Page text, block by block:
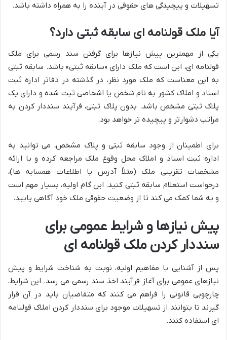
تسهیلات و پیچیدگی های حقوقی در آینده را به همراه داشته باشد.
آیا ملک قولنامه ای سابقه ثبتی دارد؟
یکی از مهمترین پیش نیازها برای گرفتن سند رسمی برای ملک
قولنامه ای، این است که ملک دارای «سابقه ثبتی» باشد. سابقه ثبتی
به این معناست که ملک مورد نظر، در گذشته در دفاتر اداره ثبت
اسناد و املاک کشور به نام شخص یا اشخاصی ثبت شده و دارای یک
پلاک ثبتی مشخص باشد. بدون پلاک ثبتی، فرآیند سنددار کردن به
مراتب دشوارتر و پیچیده تر خواهد بود.
برای اطمینان از وجود سابقه ثبتی و پلاک مشخص، می توانید به
اداره ثبت اسناد و املاک محل وقوع ملک مراجعه کرده و با ارائه
مشخصات تقریبی ملک (مثلاً آدرس یا اطلاعات همسایه ها)،
درخواست استعلام سابقه ثبتی کنید. این گام اولیه، بسیار مهم است
و به شما کمک می کند تا از وضعیت حقوقی ملک خود آگاهی یابید.
پیش نیازها و شرایط عمومی برای
سنددار کردن ملک قولنامه ای
پس از آشنایی با مفاهیم اولیه، نوبت به شناخت شرایط و پیش
نیازهای عمومی برای آغاز فرآیند اخذ سند رسمی می رسد. این شرایط،
چارچوبی قانونی را فراهم می کنند که متقاضیان باید در آن قرار
گیرند تا بتوانند از تسهیلات موجود برای سنددار کردن املاک قولنامه
ای استفاده کنند.